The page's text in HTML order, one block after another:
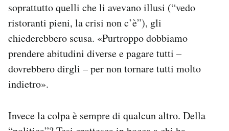
soprattutto quelli che li avevano illusi (“vedo
ristoranti pieni, la crisi non c’è”), gli
chiederebbero scusa. «Purtroppo dobbiamo
prendere abitudini diverse e pagare tutti –
dovrebbero dirgli – per non tornare tutti molto
indietro».
Invece la colpa è sempre di qualcun altro. Della